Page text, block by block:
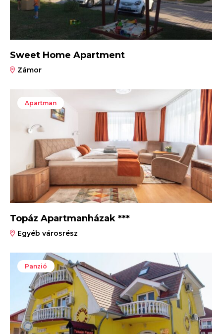
Sweet Home Apartment
Zámor
Apartman
Topáz Apartmanházak ***
Egyéb városrész
Panzió